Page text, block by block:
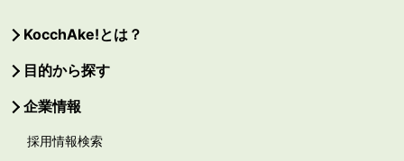
KocchAke!とは？
目的から探す
企業情報
採用情報検索